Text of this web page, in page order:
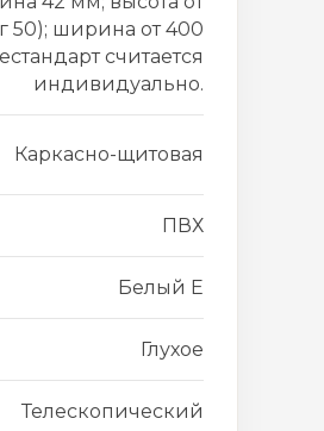
50); ширина от 400
считается
индивидуально.
Каркасно-щитовая
ПВХ
Белый Е
Глухое
Телескопический